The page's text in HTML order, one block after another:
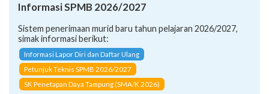
Informasi SPMB 2026/2027
Sistem penerimaan murid baru tahun pelajaran 2026/2027,
simak informasi berikut:
Informasi Lapor Diri dan Daftar Ulang
Petunjuk Teknis SPMB 2026/2027
SK Penetapan Daya Tampung (SMA/K 2026)